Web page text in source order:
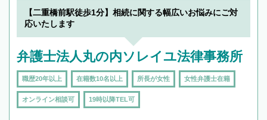
でフィーリングも重要です。実際に電話や面談
で複数の弁護士と会話をしてウマが合う方に依
【二重橋前駅徒歩1分】相続に関する幅広いお悩みにご対
応いたします
弁護士法人丸の内ソレイユ法律事務所
職歴20年以上 在籍数10名以上 所長が女性 女性弁護士在籍
オンライン相談可 19時以降TEL可